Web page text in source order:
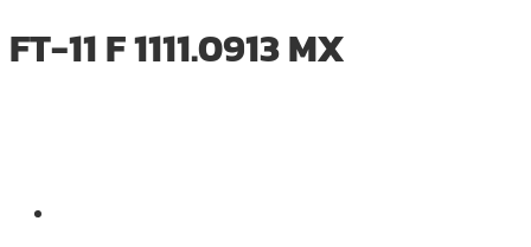
FT-11 F 1111.0913 MX